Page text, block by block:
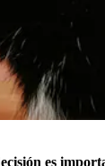
es